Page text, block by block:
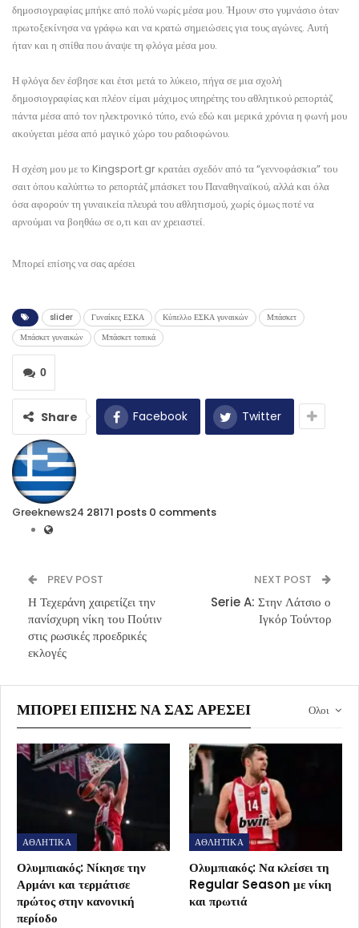
δημοσιογραφίας μπήκε από πολύ νωρίς μέσα μου. Ήμουν στο γυμνάσιο όταν
πρωτοξεκίνησα να γράφω και να κρατώ σημειώσεις για τους αγώνες. Αυτή
ήταν και η σπίθα που άναψε τη φλόγα μέσα μου.
Η φλόγα δεν έσβησε και έτσι μετά το λύκειο, πήγα σε μια σχολή
δημοσιογραφίας και πλέον είμαι μάχιμος υπηρέτης του αθλητικού ρεπορτάζ
πάντα μέσα από τον ηλεκτρονικό τύπο, ενώ εδώ και μερικά χρόνια η φωνή μου
ακούγεται μέσα από μαγικό χώρο του ραδιοφώνου.
Η σχέση μου με το Kingsport.gr κρατάει σχεδόν από τα “γεννοφάσκια” του
σαιτ όπου καλύπτω το ρεπορτάζ μπάσκετ του Παναθηναϊκού, αλλά και όλα
όσα αφορούν τη γυναικεία πλευρά του αθλητισμού, χωρίς όμως ποτέ να
αρνούμαι να βοηθάω σε ο,τι και αν χρειαστεί.
Μπορεί επίσης να σας αρέσει
slider Γυναίκες ΕΣΚΑ Κύπελλο ΕΣΚΑ γυναικών
Μπάσκετ
Μπάσκετ γυναικών
Μπάσκετ τοπικά
0
Share Facebook Twitter
Greeknews24 28171 posts 0 comments
PREV POST
Η Τεχεράνη χαιρετίζει την
πανίσχυρη νίκη του Πούτιν
στις ρωσικές προεδρικές
εκλογές
NEXT POST
Serie A: Στην Λάτσιο ο
Ιγκόρ Τούντορ
Ολοι
ΜΠΟΡΕΊ ΕΠΊΣΗΣ ΝΑ ΣΑΣ ΑΡΈΣΕΙ
ΑΘΛΗΤΙΚΑ
Ολυμπιακός: Νίκησε την
Αρμάνι και τερμάτισε
πρώτος στην κανονική
περίοδο
ΑΘΛΗΤΙΚΑ
Ολυμπιακός: Να κλείσει τη
Regular Season με νίκη
και πρωτιά